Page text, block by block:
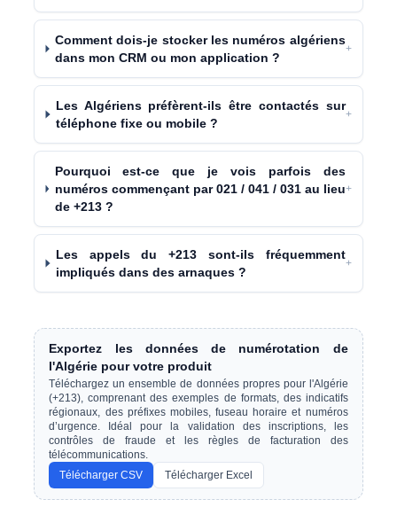
Comment dois-je stocker les numéros algériens
dans mon CRM ou mon application ?
+
Les Algériens préfèrent-ils être contactés sur
téléphone fixe ou mobile ?
+
Pourquoi est-ce que je vois parfois des
numéros commençant par 021 / 041 / 031 au lieu
de +213 ?
+
Les appels du +213 sont-ils fréquemment
impliqués dans des arnaques ?
+
Exportez les données de numérotation de
l'Algérie pour votre produit
Téléchargez un ensemble de données propres pour l'Algérie
(+213), comprenant des exemples de formats, des indicatifs
régionaux, des préfixes mobiles, fuseau horaire et numéros
d’urgence. Idéal pour la validation des inscriptions, les
contrôles de fraude et les règles de facturation des
télécommunications.
Télécharger CSV
Télécharger Excel